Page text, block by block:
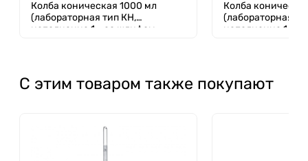
Колба коническая 1000 мл
(лабораторная тип КН,
исполнение 1 - со шлифом,
Колба
(лабораторная
исполнение 1 -
С этим товаром также покупают